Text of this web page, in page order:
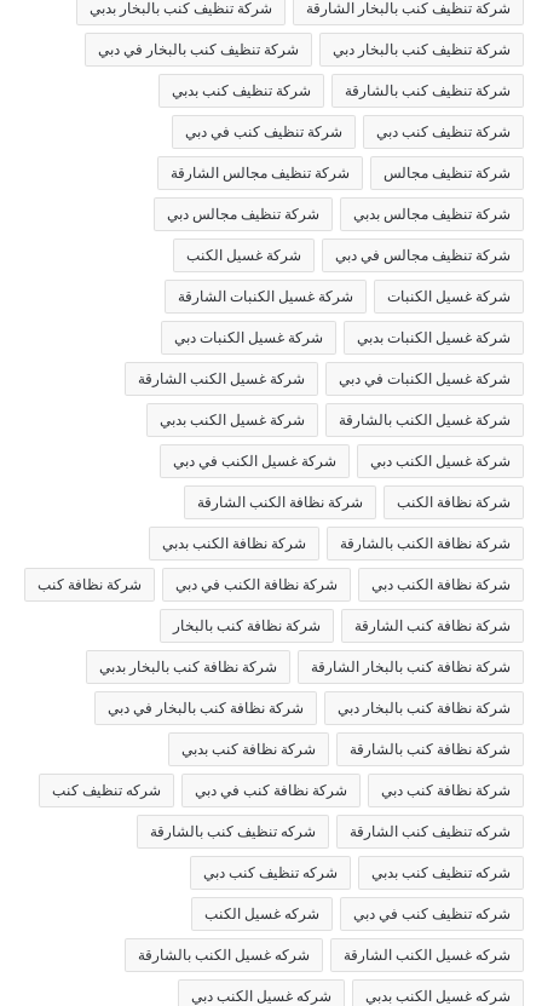
شركة تنظيف كنب بالبخار الشارقة شركة تنظيف كنب بالبخار بدبي
شركة تنظيف كنب بالبخار دبي شركة تنظيف كنب بالبخار في دبي
شركة تنظيف كنب بالشارقة شركة تنظيف كنب بدبي
شركة تنظيف كنب دبي شركة تنظيف كنب في دبي
شركة تنظيف مجالس شركة تنظيف مجالس الشارقة
شركة تنظيف مجالس بدبي شركة تنظيف مجالس دبي
شركة تنظيف مجالس في دبي شركة غسيل الكنب
شركة غسيل الكنبات شركة غسيل الكنبات الشارقة
شركة غسيل الكنبات بدبي شركة غسيل الكنبات دبي
شركة غسيل الكنبات في دبي شركة غسيل الكنب الشارقة
شركة غسيل الكنب بالشارقة شركة غسيل الكنب بدبي
شركة غسيل الكنب دبي شركة غسيل الكنب في دبي
شركة نظافة الكنب شركة نظافة الكنب الشارقة
شركة نظافة الكنب بالشارقة شركة نظافة الكنب بدبي
شركة نظافة الكنب دبي شركة نظافة الكنب في دبي شركة نظافة كنب
شركة نظافة كنب الشارقة شركة نظافة كنب بالبخار
شركة نظافة كنب بالبخار الشارقة شركة نظافة كنب بالبخار بدبي
شركة نظافة كنب بالبخار دبي شركة نظافة كنب بالبخار في دبي
شركة نظافة كنب بالشارقة شركة نظافة كنب بدبي
شركة نظافة كنب دبي شركة نظافة كنب في دبي شركه تنظيف كنب
شركه تنظيف كنب الشارقة شركه تنظيف كنب بالشارقة
شركه تنظيف كنب بدبي شركه تنظيف كنب دبي
شركه تنظيف كنب في دبي شركه غسيل الكنب
شركه غسيل الكنب الشارقة شركه غسيل الكنب بالشارقة
شركه غسيل الكنب بدبي شركه غسيل الكنب دبي